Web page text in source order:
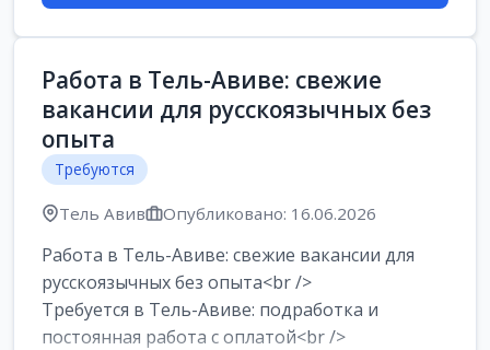
Работа в Тель-Авиве: свежие
вакансии для русскоязычных без
опыта
Требуются
Тель Авив Опубликовано: 16.06.2026
Работа в Тель-Авиве: свежие вакансии для
русскоязычных без опыта<br />
Требуется в Тель-Авиве: подработка и
постоянная работа с оплатой<br />